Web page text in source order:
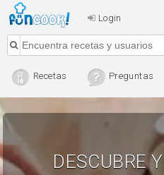
Login
Recetas Preguntas
DESCUBRE